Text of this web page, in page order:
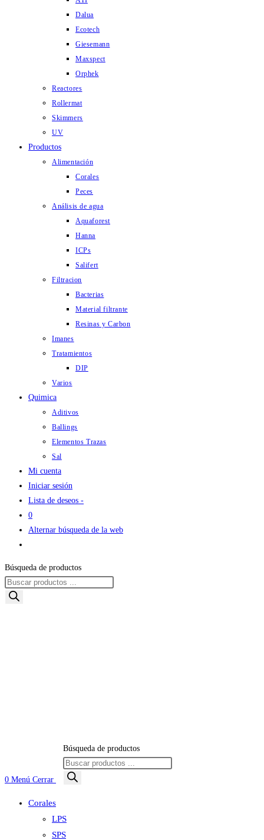
Dalua
Ecotech
Giesemann
Maxspect
Orphek
Reactores
Rollermat
Skimmers
UV
Productos
Alimentación
Corales
Peces
Análisis de agua
Aquaforest
Hanna
ICPs
Salifert
Filtracion
Bacterias
Material filtrante
Resinas y Carbon
Imanes
Tratamientos
DIP
Varios
Quimica
Aditivos
Ballings
Elementos Trazas
Sal
Mi cuenta
Iniciar sesión
Lista de deseos -
0
Alternar búsqueda de la web
Búsqueda de productos
0 Menú Cerrar
Búsqueda de productos
Corales
LPS
SPS